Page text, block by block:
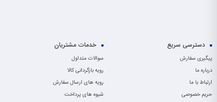
دسترسی سریع
پیگیری سفارش
درباره ما
ارتباط با ما
حریم خصوصی
خدمات مشتریان
سوالات متداول
رویه بازگردانی کالا
رویه های ارسال سفارش
شیوه های پرداخت